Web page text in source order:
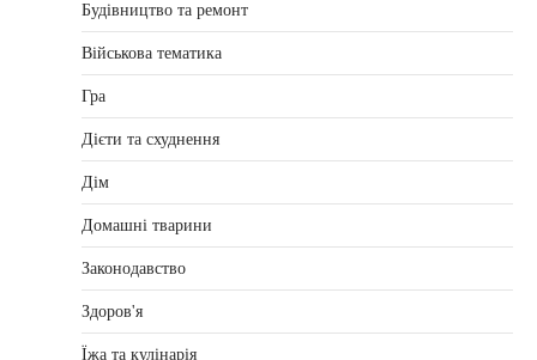
Будівництво та ремонт
Військова тематика
Гра
Дієти та схуднення
Дім
Домашні тварини
Законодавство
Здоров'я
Їжа та кулінарія